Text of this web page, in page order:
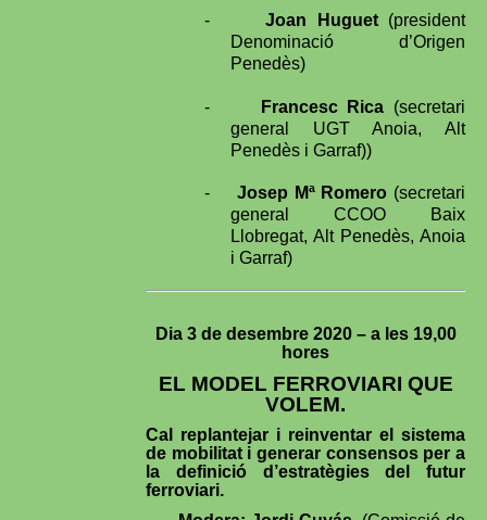
- Joan Huguet (president
Denominació d’Origen
Penedès)
- Francesc Rica (secretari
general UGT Anoia, Alt
Penedès i Garraf))
- Josep Mª Romero (secretari
general CCOO Baix
Llobregat, Alt Penedès, Anoia
i Garraf)
Dia 3 de desembre 2020 – a les 19,00
hores
EL MODEL FERROVIARI QUE
VOLEM.
Cal replantejar i reinventar el sistema
de mobilitat i generar consensos per a
la definició d’estratègies del futur
ferroviari.